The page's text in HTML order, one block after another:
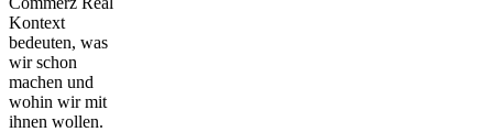
Kontext
bedeuten, was
wir schon
machen und
wohin wir mit
ihnen wollen.